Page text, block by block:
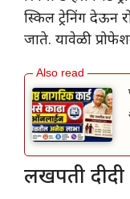
स्किल ट्रेनिंग देऊन
जाते. यावेळी
लखपती